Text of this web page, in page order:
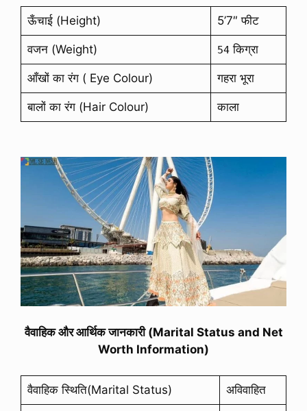
ऊँचाई (Height) 5’7″ फीट
वजन (Weight) 54किग्रा
आँखों का रंग ( Eye Colour) गहरा भूरा
बालों का रंग (Hair Colour) काला
वैवाहिक और आर्थिक जानकारी (Marital Status and Net
Worth Information)
वैवाहिक स्थिति(Marital Status) अविवाहित